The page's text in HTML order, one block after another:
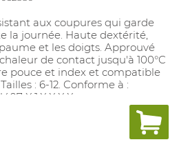
aux coupures qui garde
la journée. Haute dextérité,
et les doigts. Approuvé
de contact jusqu'à 100°C
pouce et index et compatible
: 6-12. Conforme à :
X.1.X.X.X.X